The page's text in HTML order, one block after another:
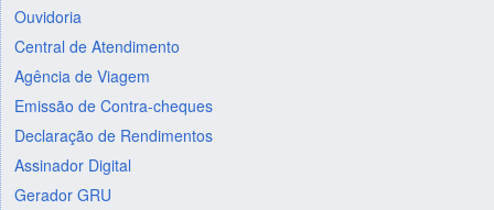
Ouvidoria
Central de Atendimento
Agência de Viagem
Emissão de Contra-cheques
Declaração de Rendimentos
Assinador Digital
Gerador GRU